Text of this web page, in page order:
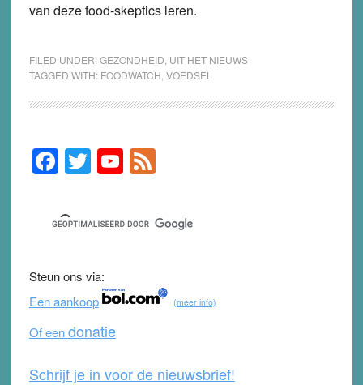
van deze food-skeptics leren.
FILED UNDER:GEZONDHEID UIT HET NIEUWS
TAGGED WITH: FOODWATCH VOEDSEL
Primary
Sidebar
F
c
e
b
o
o
k
T
tt
er
Y
u
T
b
F
e
d
Steun ons via:
Een aankoop
(meer info)
Of eendonatie
Schrijf je in voor de nieuwsbrief!